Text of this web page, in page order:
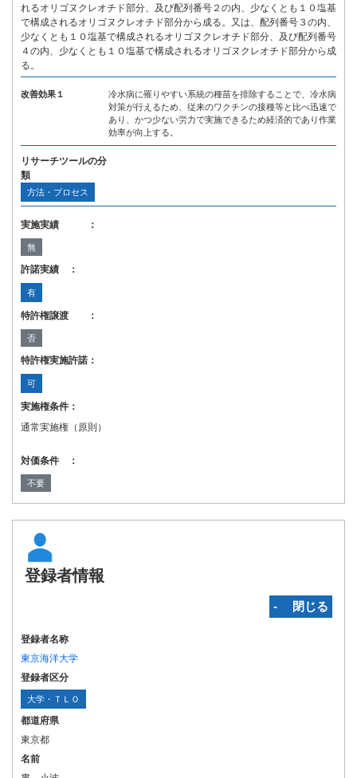
れるオリゴヌクレオチド部分、及び配列番号２の内、少なくとも１０塩基
で構成されるオリゴヌクレオチド部分から成る。又は、配列番号３の内、
少なくとも１０塩基で構成されるオリゴヌクレオチド部分、及び配列番号
４の内、少なくとも１０塩基で構成されるオリゴヌクレオチド部分から成
る。
改善効果１
冷水病に罹りやすい系統の種苗を排除することで、冷水病
対策が行えるため、従来のワクチンの接種等と比べ迅速で
あり、かつ少ない労力で実施できるため経済的であり作業
効率が向上する。
リサーチツールの分
類
方法・プロセス
実施実績 ：
無
許諾実績 ：
有
特許権譲渡 ：
否
特許権実施許諾：
可
実施権条件：
通常実施権（原則）
対価条件 ：
不要
登録者情報
‐ 閉じる
登録者名称
東京海洋大学
登録者区分
大学・ＴＬＯ
都道府県
東京都
名前